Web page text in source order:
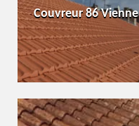
Couvreur 86 Vienne